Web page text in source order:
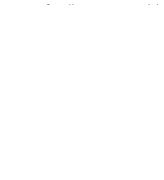
Questions ou